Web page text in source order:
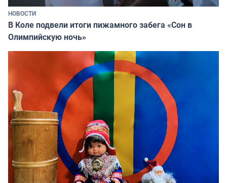
НОВОСТИ
В Коле подвели итоги пижамного забега «Сон в
Олимпийскую ночь»